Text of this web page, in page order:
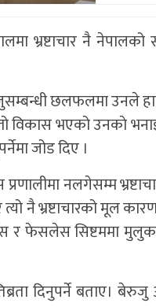
भ्रष्टाचार नै
छलफलमा उनले
विकास भएको उनकाे
जोड दिए ।
नलगेसम्म
नै भ्रष्टाचारको मूल
र फेसलेस सिष्टममा
दिनुपर्ने बताए।